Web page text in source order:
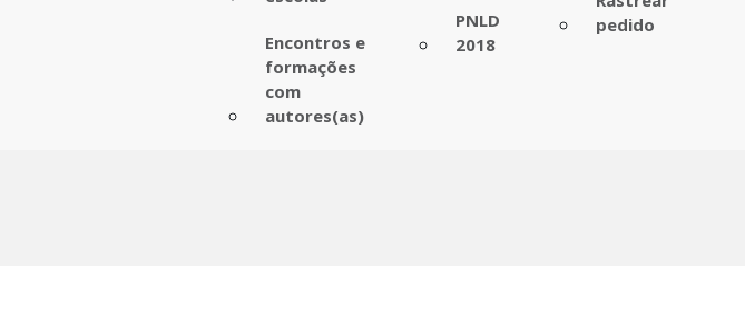
Encontros e
formações
com
autores(as)
PNLD
2018
pedido